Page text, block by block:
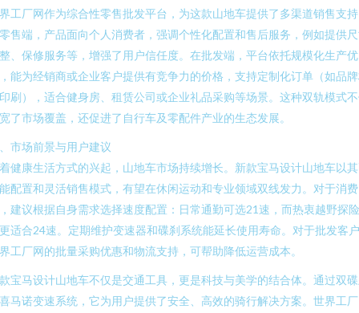
工厂网作为综合性零售批发平台，为这款山地车提供了多渠道销售支
售端，产品面向个人消费者，强调个性化配置和售后服务，例如提供
、保修服务等，增强了用户信任度。在批发端，平台依托规模化生产优
能为经销商或企业客户提供有竞争力的价格，支持定制化订单（如品
刷），适合健身房、租赁公司或企业礼品采购等场景。这种双轨模式
了市场覆盖，还促进了自行车及零配件产业的生态发展。
市场前景与用户建议
健康生活方式的兴起，山地车市场持续增长。新款宝马设计山地车以
配置和灵活销售模式，有望在休闲运动和专业领域双线发力。对于消费
建议根据自身需求选择速度配置：日常通勤可选21速，而热衷越野探
适合24速。定期维护变速器和碟刹系统能延长使用寿命。对于批发客
工厂网的批量采购优惠和物流支持，可帮助降低运营成本。
宝马设计山地车不仅是交通工具，更是科技与美学的结合体。通过双
马诺变速系统，它为用户提供了安全、高效的骑行解决方案。世界工